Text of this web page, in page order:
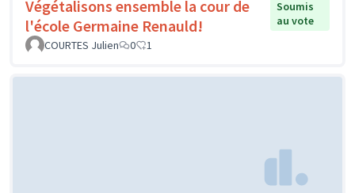
Végétalisons ensemble la cour de
l'école Germaine Renauld!
Soumis
au vote
COURTES Julien
0 1